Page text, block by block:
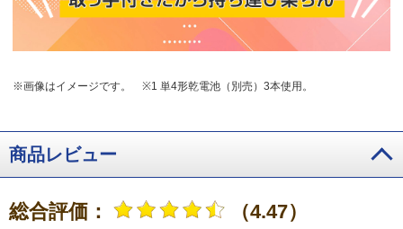
※画像はイメージです。 ※1 単4形乾電池（別売）3本使用。
商品レビュー
総合評価： （4.47）